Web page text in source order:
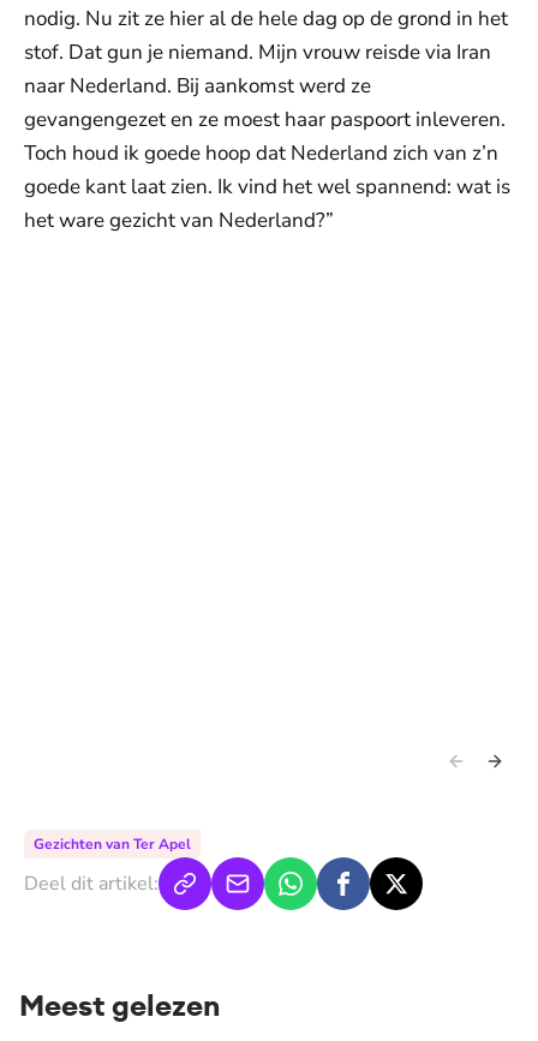
nodig. Nu zit ze hier al de hele dag op de grond in het
stof. Dat gun je niemand. Mijn vrouw reisde via Iran
naar Nederland. Bij aankomst werd ze
gevangengezet en ze moest haar paspoort inleveren.
Toch houd ik goede hoop dat Nederland zich van z’n
goede kant laat zien. Ik vind het wel spannend: wat is
het ware gezicht van Nederland?”
Gezichten van Ter Apel
Deel dit artikel:
Meest gelezen